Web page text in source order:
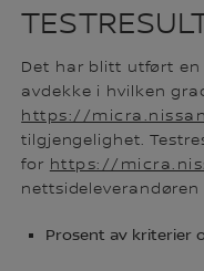
Det har blitt utført
avdekke i hvilken
https://
tilgjengelighet.
for https://
nettsideleverandøren
Prosent av kriterier